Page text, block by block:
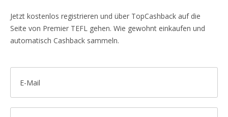
Jetzt kostenlos registrieren und über TopCashback auf die
Seite von Premier TEFL gehen. Wie gewohnt einkaufen und
automatisch Cashback sammeln.
E-Mail